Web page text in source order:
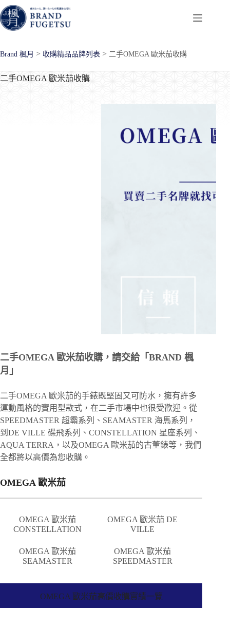
跳
至
主
內
Brand 楓月 > 收購精品品牌列表 > 二手OMEGA 歐米茄收購
二手OMEGA 歐米茄收購
二手OMEGA 歐米茄收購，請交給「BRAND 楓
月」
二手OMEGA 歐米茄的手錶既堅固又可防水，擁有許多
運動風格的實用型款式，在二手市場中也很受歡迎。從
SPEEDMASTER 超霸系列、SEAMASTER 海馬系列，
到DE VILLE 碟飛系列、CONSTELLATION 星座系列、
AQUA TERRA，以及OMEGA 歐米茄的古董錶等，我們
全都將以高價為您收購。
OMEGA 歐米茄
OMEGA 歐米茄
CONSTELLATION
OMEGA 歐米茄 DE
VILLE
OMEGA 歐米茄
SEAMASTER
OMEGA 歐米茄
SPEEDMASTER
OMEGA 歐米茄高價收購實績一覽